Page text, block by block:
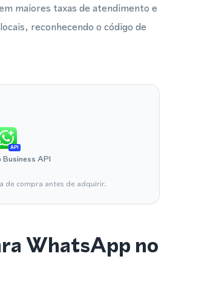
maiores taxas de atendimento e
reconhecendo o código de
API
API
de compra antes de adquirir.
WhatsApp no